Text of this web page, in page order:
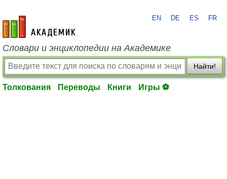
academic.ru
EN DE ES FR
Словари и энциклопедии на Академике
Найти!
Толкования Переводы Книги Игры ⚽